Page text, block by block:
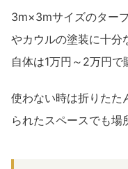
3m×3mサイズのター
やカウルの塗装に十分
自体は1万円～2万円で
使わない時は折りたた
られたスペースでも場